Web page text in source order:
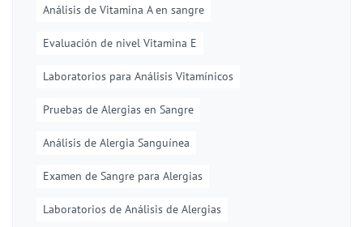
Análisis de Vitamina A en sangre
Evaluación de nivel Vitamina E
Laboratorios para Análisis Vitamínicos
Pruebas de Alergias en Sangre
Análisis de Alergia Sanguínea
Examen de Sangre para Alergias
Laboratorios de Análisis de Alergias